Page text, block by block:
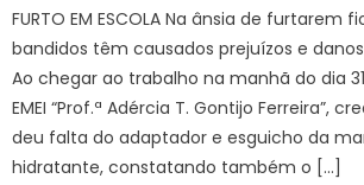
FURTO EM ESCOLA Na ânsia de furtarem
bandidos têm causados prejuízos e
Ao chegar ao trabalho na manhã do dia
EMEI “Prof.ª Adércia T. Gontijo Ferreira”,
deu falta do adaptador e esguicho da
hidratante, constatando também o […]